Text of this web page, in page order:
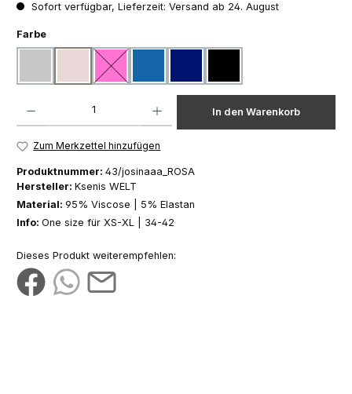
Sofort verfügbar, Lieferzeit: Versand ab 24. August
Farbeauswählen
pink
(Diese Option ist zurzeit nicht verfügbar.)
In den Warenkorb
Zum Merkzettel hinzufügen
Produktnummer: 43/josinaaa_ROSA
Hersteller: Ksenis WELT
Material: 95% Viscose | 5% Elastan
Info: One size für XS-XL | 34-42
Dieses Produkt weiterempfehlen: